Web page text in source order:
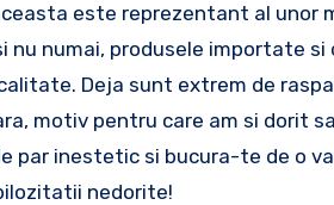
este reprezentant al unor
nu numai, produsele importate
Deja sunt extrem de
motiv pentru care am si dorit
par inestetic si bucura-te de o
nedorite!